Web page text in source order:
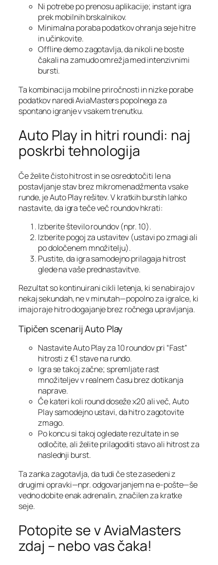
Ni potrebe po prenosu aplikacije; instant igra
prek mobilnih brskalnikov.
Minimalna poraba podatkov ohranja seje hitre
in učinkovite.
Offline demo zagotavlja, da nikoli ne boste
čakali na zamudo omrežja med intenzivnimi
bursti.
Ta kombinacija mobilne priročnosti in nizke porabe
podatkov naredi AviaMasters popolnega za
spontano igranje v vsakem trenutku.
Auto Play in hitri roundi: naj
poskrbi tehnologija
Če želite čisto hitrost in se osredotočiti le na
postavljanje stav brez mikromenadžmenta vsake
runde, je Auto Play rešitev. V kratkih burstih lahko
nastavite, da igra teče več roundov hkrati:
Izberite število roundov (npr. 10).
Izberite pogoj za ustavitev (ustavi po zmagi ali
po določenem množitelju).
Pustite, da igra samodejno prilagaja hitrost
glede na vaše prednastavitve.
Rezultat so kontinuirani cikli letenja, ki se nabirajo v
nekaj sekundah, ne v minutah—popolno za igralce, ki
imajo raje hitro dogajanje brez ročnega upravljanja.
Tipičen scenarij Auto Play
Nastavite Auto Play za 10 roundov pri “Fast”
hitrosti z €1 stave na rundo.
Igra se takoj začne; spremljate rast
množiteljev v realnem času brez dotikanja
naprave.
Če kateri koli round doseže x20 ali več, Auto
Play samodejno ustavi, da hitro zagotovite
zmago.
Po koncu si takoj ogledate rezultate in se
odločite, ali želite prilagoditi stavo ali hitrost za
naslednji burst.
Ta zanka zagotavlja, da tudi če ste zasedeni z
drugimi opravki—npr. odgovarjanjem na e‑pošte—še
vedno dobite enak adrenalin, značilen za kratke
seje.
Potopite se v AviaMasters
zdaj – nebo vas čaka!